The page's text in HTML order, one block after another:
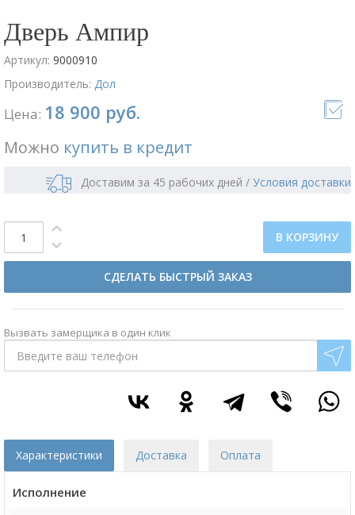
Дверь Ампир
Артикул: 9000910
Производитель: Дол
Цена: 18 900 руб.
Можно купить в кредит
Доставим за 45 рабочих дней / Условия доставки
В КОРЗИНУ
СДЕЛАТЬ БЫСТРЫЙ ЗАКАЗ
Вызвать замерщика в один клик
Характеристики Доставка Оплата
Исполнение